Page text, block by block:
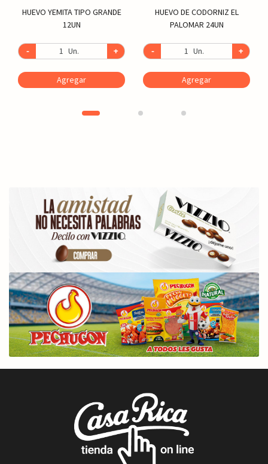
HUEVO YEMITA TIPO GRANDE
12UN
- Un. +
Agregar
HUEVO DE CODORNIZ EL
PALOMAR 24UN
- Un. +
Agregar